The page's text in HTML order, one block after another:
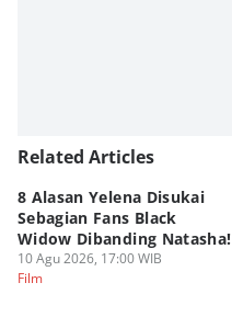
Related Articles
8 Alasan Yelena Disukai
Sebagian Fans Black
Widow Dibanding Natasha!
10 Agu 2026, 17:00 WIB
Film